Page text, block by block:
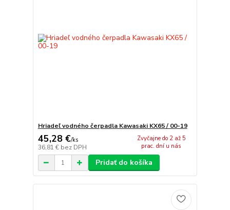
Hriadeľ vodného čerpadla Kawasaki KX65 / 00-19
45,28 €/ks
36,81 € bez DPH
Zvyčajne do 2 až 5
prac. dní u nás
Pridať do košíka